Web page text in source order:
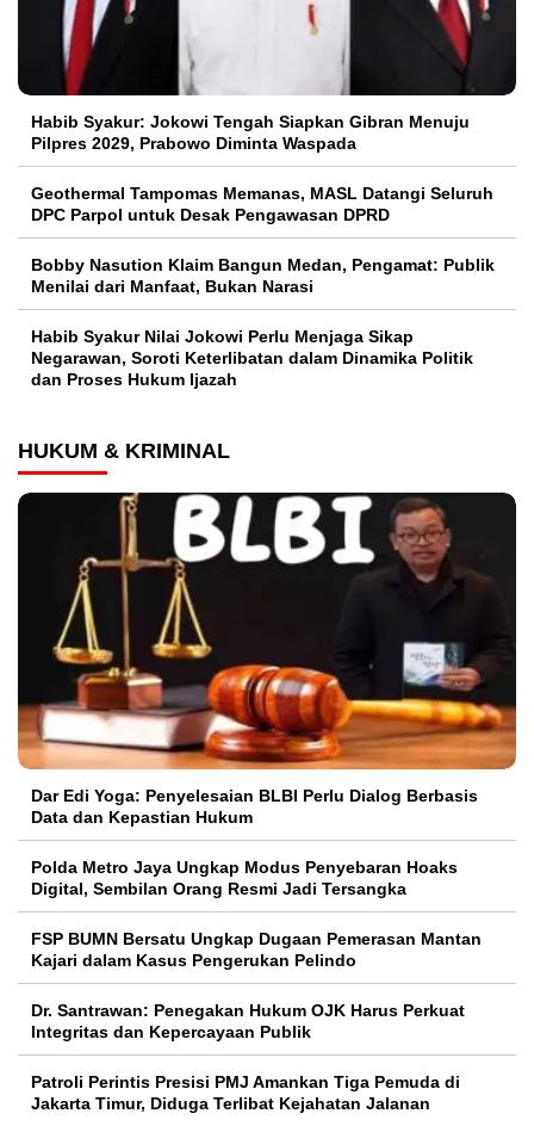
Habib Syakur: Jokowi Tengah Siapkan Gibran Menuju
Pilpres 2029, Prabowo Diminta Waspada
Geothermal Tampomas Memanas, MASL Datangi Seluruh
DPC Parpol untuk Desak Pengawasan DPRD
Bobby Nasution Klaim Bangun Medan, Pengamat: Publik
Menilai dari Manfaat, Bukan Narasi
Habib Syakur Nilai Jokowi Perlu Menjaga Sikap
Negarawan, Soroti Keterlibatan dalam Dinamika Politik
dan Proses Hukum Ijazah
HUKUM & KRIMINAL
Dar Edi Yoga: Penyelesaian BLBI Perlu Dialog Berbasis
Data dan Kepastian Hukum
Polda Metro Jaya Ungkap Modus Penyebaran Hoaks
Digital, Sembilan Orang Resmi Jadi Tersangka
FSP BUMN Bersatu Ungkap Dugaan Pemerasan Mantan
Kajari dalam Kasus Pengerukan Pelindo
Dr. Santrawan: Penegakan Hukum OJK Harus Perkuat
Integritas dan Kepercayaan Publik
Patroli Perintis Presisi PMJ Amankan Tiga Pemuda di
Jakarta Timur, Diduga Terlibat Kejahatan Jalanan